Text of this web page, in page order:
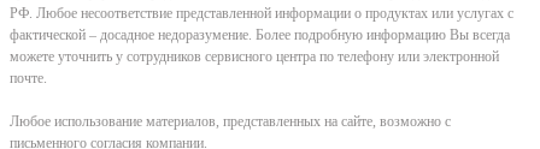
РФ. Любое несоответствие представленной информации о продуктах или услугах с
фактической – досадное недоразумение. Более подробную информацию Вы всегда
можете уточнить у сотрудников сервисного центра по телефону или электронной
почте.
Любое использование материалов, представленных на сайте, возможно с
письменного согласия компании.